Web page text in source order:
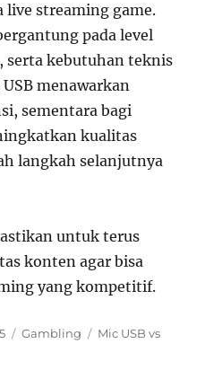
live streaming game.
pada level
serta kebutuhan teknis
menawarkan
sementara bagi
kualitas
langkah selanjutnya
untuk terus
konten agar bisa
yang kompetitif.
Categories
Gambling Tags
Mic USB vs